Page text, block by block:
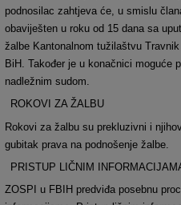
podnosilac zahtjeva će, u smislu
obaviješten u roku od 15 dana sa
žalbe Kantonalnom tužilaštvu
BiH. Također je u konačnici moguće
nadležnim sudom.
ROKOVI ZA ŽALBU
Rokovi za žalbu su prekluzivni i
gubitak prava na podnošenje žalbe.
PRISTUP LIČNIM
ZOSPI u FBIH predviđa posebnu